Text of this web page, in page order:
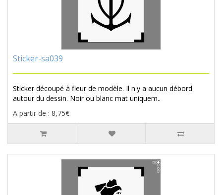
Sticker-sa039
Sticker découpé à fleur de modèle. Il n'y a aucun débord
autour du dessin. Noir ou blanc mat uniquem..
A partir de : 8,75€